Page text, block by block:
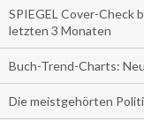
SPIEGEL Cover-Check
letzten 3 Monaten
Buch-Trend-Charts:
Die meistgehörten